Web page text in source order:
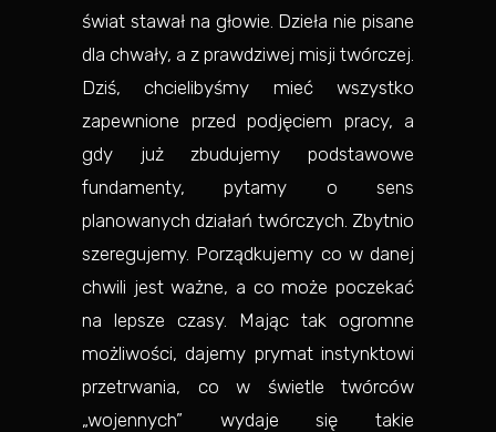
świat stawał na głowie. Dzieła nie pisane
dla chwały, a z prawdziwej misji twórczej.
Dziś, chcielibyśmy mieć wszystko
zapewnione przed podjęciem pracy, a
gdy już zbudujemy podstawowe
fundamenty, pytamy o sens
planowanych działań twórczych. Zbytnio
szeregujemy. Porządkujemy co w danej
chwili jest ważne, a co może poczekać
na lepsze czasy. Mając tak ogromne
możliwości, dajemy prymat instynktowi
przetrwania, co w świetle twórców
„wojennych” wydaje się takie